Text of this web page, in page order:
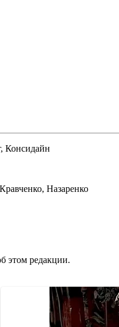
Консидайн
Назаренко
этом редакции.